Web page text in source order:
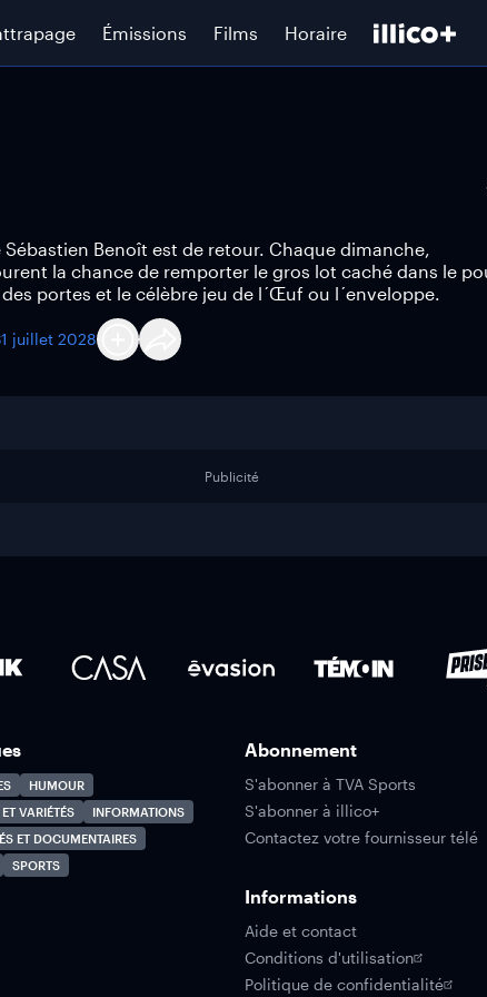
Émissions Films Horaire
Benoît est de retour. Chaque dimanche,
la chance de remporter le gros lot caché dans le
portes et le célèbre jeu de l´Œuf ou l´enveloppe.
juillet 2028
Publicité
HUMOUR
VARIÉTÉS
INFORMATIONS
ET DOCUMENTAIRES
SPORTS
Abonnement
S'abonner à TVA Sports
S'abonner à illico+
Contactez votre fournisseur télé
Informations
Aide et contact
Conditions d'utilisation
Politique de confidentialité